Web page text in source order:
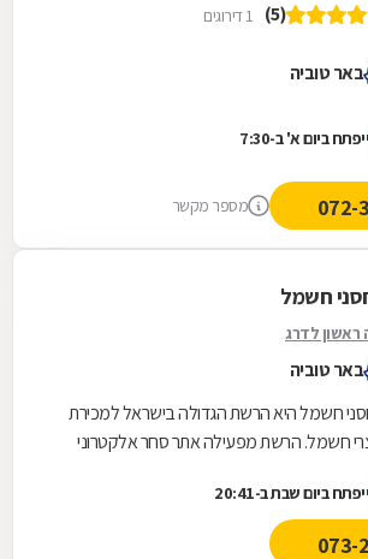
(5) 1 דירוגים
באר טוביה
ייפתח ביום א' ב-7:30
מספר מקשר
חשמל
ראשון לדרג
באר טוביה
חשמל היא הרשת הגדולה בישראל למכירת
חשמל. הרשת מפעילה אתר סחר אלקטרוני
ייפתח ביום שבת ב-20:41